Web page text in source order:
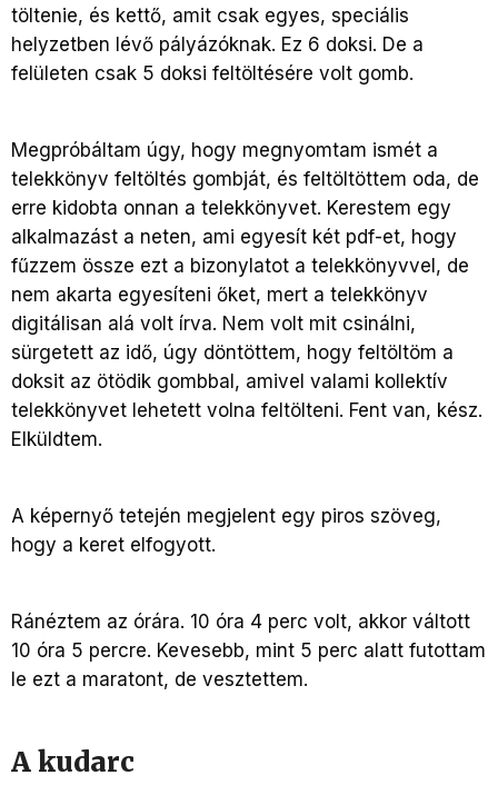
töltenie, és kettő, amit csak egyes, speciális
helyzetben lévő pályázóknak. Ez 6 doksi. De a
felületen csak 5 doksi feltöltésére volt gomb.
Megpróbáltam úgy, hogy megnyomtam ismét a
telekkönyv feltöltés gombját, és feltöltöttem oda, de
erre kidobta onnan a telekkönyvet. Kerestem egy
alkalmazást a neten, ami egyesít két pdf-et, hogy
fűzzem össze ezt a bizonylatot a telekkönyvvel, de
nem akarta egyesíteni őket, mert a telekkönyv
digitálisan alá volt írva. Nem volt mit csinálni,
sürgetett az idő, úgy döntöttem, hogy feltöltöm a
doksit az ötödik gombbal, amivel valami kollektív
telekkönyvet lehetett volna feltölteni. Fent van, kész.
Elküldtem.
A képernyő tetején megjelent egy piros szöveg,
hogy a keret elfogyott.
Ránéztem az órára. 10 óra 4 perc volt, akkor váltott
10 óra 5 percre. Kevesebb, mint 5 perc alatt futottam
le ezt a maratont, de vesztettem.
A kudarc